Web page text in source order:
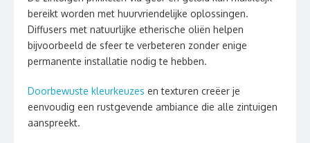
bereikt worden met huurvriendelijke oplossingen.
Diffusers met natuurlijke etherische oliën helpen
bijvoorbeeld de sfeer te verbeteren zonder enige
permanente installatie nodig te hebben.
Doorbewuste kleurkeuzes en texturen creëer je
eenvoudig een rustgevende ambiance die alle zintuigen
aanspreekt.